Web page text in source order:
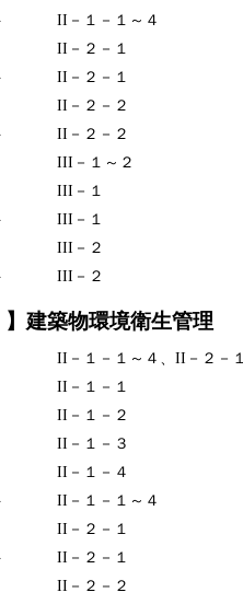
II－１－１～４
II－２－１
II－２－１
II－２－２
II－２－２
III－１～２
III－１
III－１
III－２
III－２
建築物環境衛生管理
II－１－１～４、II－２－
II－１－１
II－１－２
II－１－３
II－１－４
II－１－１～４
II－２－１
II－２－１
II－２－２